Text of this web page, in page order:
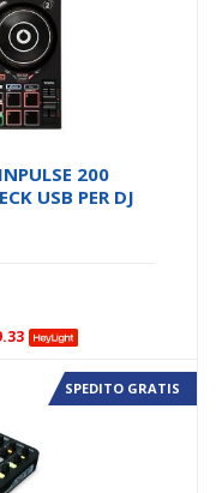
200
USB PER DJ
SPEDITO GRATIS